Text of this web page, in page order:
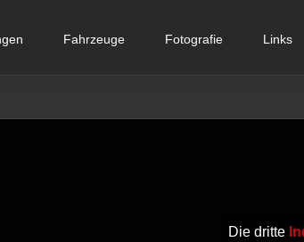
Fahrzeuge Fotografie Links
Die dritte